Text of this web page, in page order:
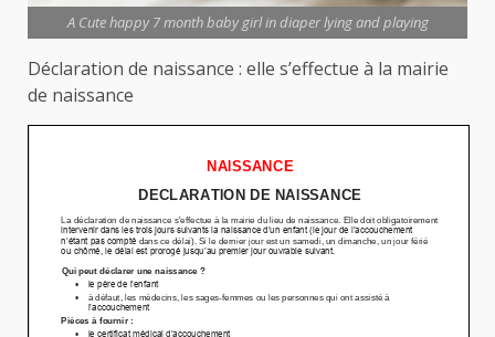
A Cute happy 7 month baby girl in diaper lying and playing
Déclaration de naissance : elle s’effectue à la mairie
de naissance